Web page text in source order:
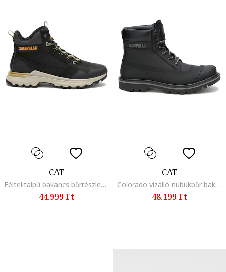
CAT
Féltelitalpú bakancs bőrrészletekkel, Fekete
44.999 Ft
CAT
Colorado vízálló nubukbőr bakancs, Fekete
48.199 Ft